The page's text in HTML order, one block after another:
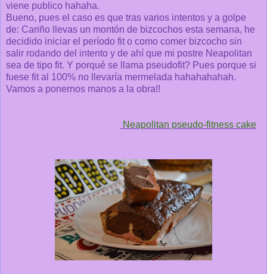
viene publico hahaha.
Bueno, pues el caso es que tras varios intentos y a golpe
de: Cariño llevas un montón de bizcochos esta semana, he
decidido iniciar el período fit o como comer bizcocho sin
salir rodando del intento y de ahí que mi postre Neapolitan
sea de tipo fit. Y porqué se llama pseudofit? Pues porque si
fuese fit al 100% no llevaría mermelada hahahahahah.
Vamos a ponernos manos a la obra!!
Neapolitan pseudo-fitness cake